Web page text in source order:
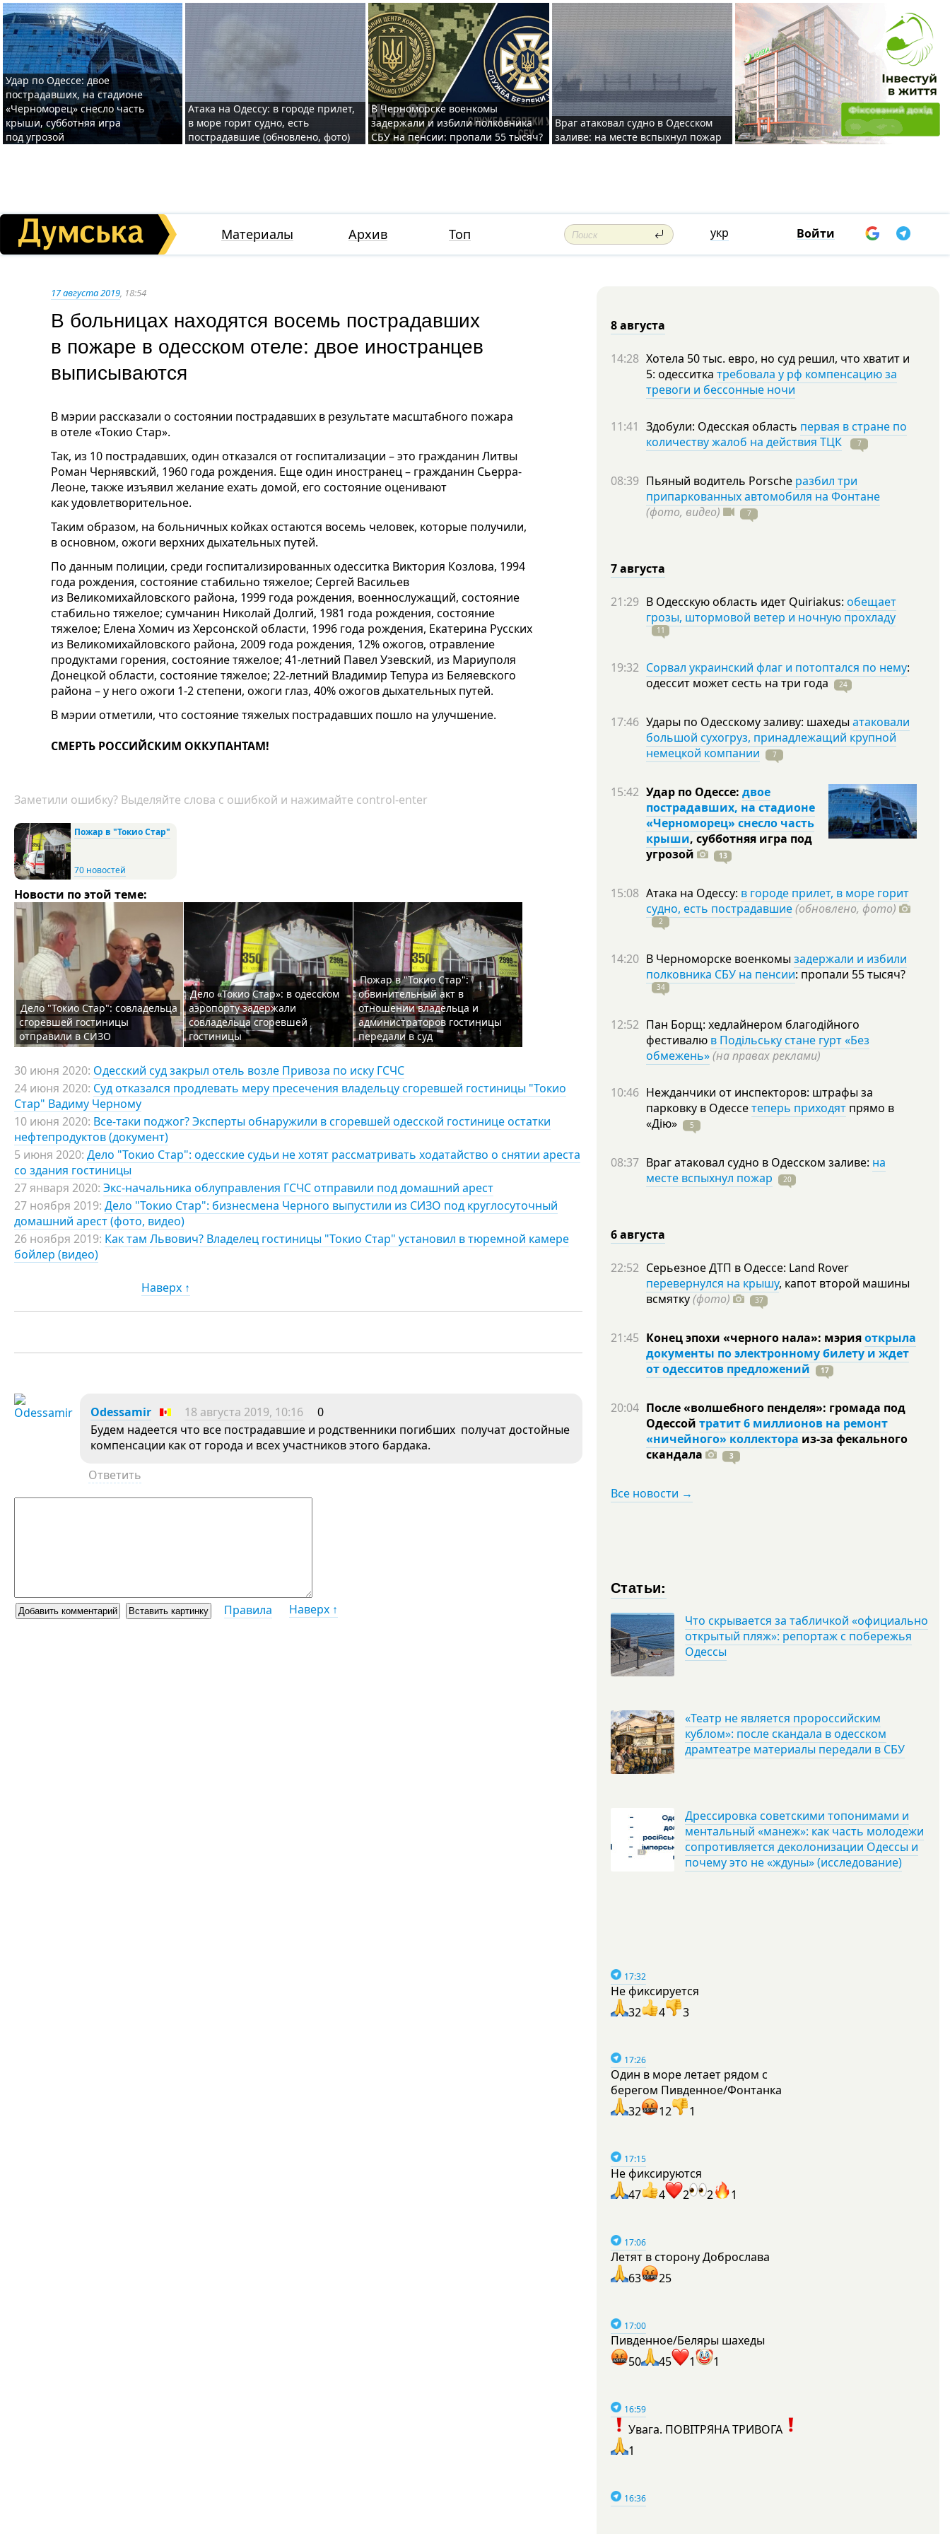
Удар по Одессе: двое
пострадавших, на стадионе
«Черноморец» снесло часть
крыши, субботняя игра
под угрозой
Атака на Одессу: в городе прилет,
в море горит судно, есть
пострадавшие (обновлено, фото)
В Черноморске военкомы
задержали и избили полковника
СБУ на пенсии: пропали 55 тысяч?
Враг атаковал судно в Одесском
заливе: на месте вспыхнул пожар
Материалы Архив Топ укр Войти
17 августа 2019, 18:54
В больницах находятся восемь пострадавших
в пожаре в одесском отеле: двое иностранцев
выписываются
В мэрии рассказали о состоянии пострадавших в результате масштабного пожара
в отеле «Токио Стар».
Так, из 10 пострадавших, один отказался от госпитализации – это гражданин Литвы
Роман Чернявский, 1960 года рождения. Еще один иностранец – гражданин Сьерра-
Леоне, также изъявил желание ехать домой, его состояние оценивают
как удовлетворительное.
Таким образом, на больничных койках остаются восемь человек, которые получили,
в основном, ожоги верхних дыхательных путей.
По данным полиции, среди госпитализированных одесситка Виктория Козлова, 1994
года рождения, состояние стабильно тяжелое; Сергей Васильев
из Великомихайловского района, 1999 года рождения, военнослужащий, состояние
стабильно тяжелое; сумчанин Николай Долгий, 1981 года рождения, состояние
тяжелое; Елена Хомич из Херсонской области, 1996 года рождения, Екатерина Русских
из Великомихайловского района, 2009 года рождения, 12% ожогов, отравление
продуктами горения, состояние тяжелое; 41-летний Павел Узевский, из Мариуполя
Донецкой области, состояние тяжелое; 22-летний Владимир Тепура из Беляевского
района – у него ожоги 1-2 степени, ожоги глаз, 40% ожогов дыхательных путей.
В мэрии отметили, что состояние тяжелых пострадавших пошло на улучшение.
СМЕРТЬ РОССИЙСКИМ ОККУПАНТАМ!
Заметили ошибку? Выделяйте слова с ошибкой и нажимайте control-enter
Пожар в "Токио Стар"
70 новостей
Новости по этой теме:
Дело "Токио Стар": совладельца
сгоревшей гостиницы
отправили в СИЗО
Дело «Токио Стар»: в одесском
аэропорту задержали
совладельца сгоревшей
гостиницы
Пожар в "Токио Стар":
обвинительный акт в
отношении владельца и
администраторов гостиницы
передали в суд
30 июня 2020: Одесский суд закрыл отель возле Привоза по иску ГСЧС
24 июня 2020: Суд отказался продлевать меру пресечения владельцу сгоревшей гостиницы "Токио
Стар" Вадиму Черному
10 июня 2020: Все-таки поджог? Эксперты обнаружили в сгоревшей одесской гостинице остатки
нефтепродуктов (документ)
5 июня 2020: Дело "Токио Стар": одесские судьи не хотят рассматривать ходатайство о снятии ареста
со здания гостиницы
27 января 2020: Экс-начальника облуправления ГСЧС отправили под домашний арест
27 ноября 2019: Дело "Токио Стар": бизнесмена Черного выпустили из СИЗО под круглосуточный
домашний арест (фото, видео)
26 ноября 2019: Как там Львович? Владелец гостиницы "Токио Стар" установил в тюремной камере
бойлер (видео)
Наверх ↑
Odessamir 18 августа 2019, 10:16
0
Будем надеется что все пострадавшие и родственники погибших получат достойные
компенсации как от города и всех участников этого бардака.
Ответить
Правила Наверх ↑
8 августа
14:28 Хотела 50 тыс. евро, но суд решил, что хватит и
5: одесситка требовала у рф компенсацию за
тревоги и бессонные ночи
11:41 Здобули: Одесская область первая в стране по
количеству жалоб на действия ТЦК
7
08:39 Пьяный водитель Porsche разбил три
припаркованных автомобиля на Фонтане
(фото, видео)
7
7 августа
21:29 В Одесскую область идет Quiriakus: обещает
грозы, штормовой ветер и ночную прохладу
11
19:32 Сорвал украинский флаг и потоптался по нему:
одессит может сесть на три года 24
17:46 Удары по Одесскому заливу: шахеды атаковали
большой сухогруз, принадлежащий крупной
немецкой компании
7
15:42 Удар по Одессе: двое
пострадавших, на стадионе
«Черноморец» снесло часть
крыши, субботняя игра под
угрозой
13
15:08 Атака на Одессу: в городе прилет, в море горит
судно, есть пострадавшие(обновлено, фото)
2
14:20 В Черноморске военкомы задержали и избили
полковника СБУ на пенсии: пропали 55тысяч?
34
12:52 Пан Борщ: хедлайнером благодійного
фестивалю в Подільську стане гурт «Без
обмежень»(на правах реклами)
10:46 Нежданчики от инспекторов: штрафы за
парковку в Одессетеперь приходят прямо в
«Дію»
5
08:37 Враг атаковал судно в Одесском заливе: на
месте вспыхнул пожар
20
6 августа
22:52 Серьезное ДТП в Одессе: Land Rover
перевернулся на крышу, капот второй машины
всмятку(фото) 37
21:45 Конец эпохи «черного нала»: мэрияоткрыла
документы по электронному билету и ждет
от одесситов предложений
17
20:04 После «волшебного пенделя»: громада под
Одессой тратит 6 миллионов на ремонт
«ничейного» коллектора из-за фекального
скандала
3
Все новости →
Статьи:
Что скрывается за табличкой «официально
открытый пляж»: репортаж с побережья
Одессы
«Театр не является пророссийским
кублом»: после скандала в одесском
драмтеатре материалы передали в СБУ
Дрессировка советскими топонимами и
ментальный «манеж»: как часть молодежи
сопротивляется деколонизации Одессы и
почему это не «ждуны» (исследование)
17:32
Не фиксируется
32
4 3
17:26
Один в море летает рядом с
берегом Пивденное/Фонтанка
32
12 1
17:15
Не фиксируются
47
4 2 2 1
17:06
Летят в сторону Доброслава
63
25
17:00
Пивденное/Беляры шахеды
50
45 1 1
16:59
Увага. ПОВІТРЯНА ТРИВОГА
1
16:36